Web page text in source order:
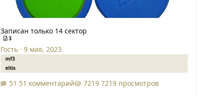
Записан только 14 сектор
3
Гость· 9 мая, 2023
mf3
eltis
51 комментарий 7219 просмотров